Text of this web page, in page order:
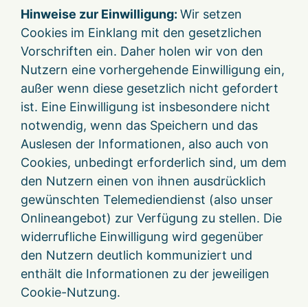
Hinweise zur Einwilligung:Wir setzen
Cookies im Einklang mit den gesetzlichen
Vorschriften ein. Daher holen wir von den
Nutzern eine vorhergehende Einwilligung ein,
außer wenn diese gesetzlich nicht gefordert
ist. Eine Einwilligung ist insbesondere nicht
notwendig, wenn das Speichern und das
Auslesen der Informationen, also auch von
Cookies, unbedingt erforderlich sind, um dem
den Nutzern einen von ihnen ausdrücklich
gewünschten Telemediendienst (also unser
Onlineangebot) zur Verfügung zu stellen. Die
widerrufliche Einwilligung wird gegenüber
den Nutzern deutlich kommuniziert und
enthält die Informationen zu der jeweiligen
Cookie-Nutzung.